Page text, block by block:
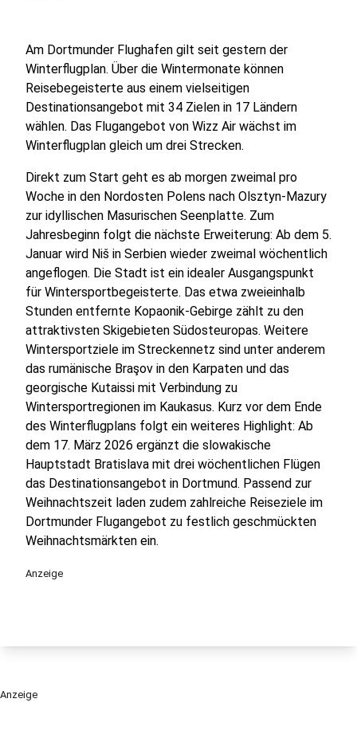
Am Dortmunder Flughafen gilt seit gestern der
Winterflugplan. Über die Wintermonate können
Reisebegeisterte aus einem vielseitigen
Destinationsangebot mit 34 Zielen in 17 Ländern
wählen. Das Flugangebot von Wizz Air wächst im
Winterflugplan gleich um drei Strecken.
Direkt zum Start geht es ab morgen zweimal pro
Woche in den Nordosten Polens nach Olsztyn-Mazury
zur idyllischen Masurischen Seenplatte. Zum
Jahresbeginn folgt die nächste Erweiterung: Ab dem 5.
Januar wird Niš in Serbien wieder zweimal wöchentlich
angeflogen. Die Stadt ist ein idealer Ausgangspunkt
für Wintersportbegeisterte. Das etwa zweieinhalb
Stunden entfernte Kopaonik-Gebirge zählt zu den
attraktivsten Skigebieten Südosteuropas. Weitere
Wintersportziele im Streckennetz sind unter anderem
das rumänische Braşov in den Karpaten und das
georgische Kutaissi mit Verbindung zu
Wintersportregionen im Kaukasus. Kurz vor dem Ende
des Winterflugplans folgt ein weiteres Highlight: Ab
dem 17. März 2026 ergänzt die slowakische
Hauptstadt Bratislava mit drei wöchentlichen Flügen
das Destinationsangebot in Dortmund. Passend zur
Weihnachtszeit laden zudem zahlreiche Reiseziele im
Dortmunder Flugangebot zu festlich geschmückten
Weihnachtsmärkten ein.
Anzeige
Anzeige